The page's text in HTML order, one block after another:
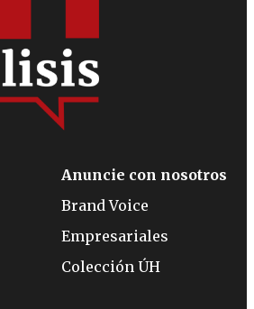
Anuncie con nosotros
Brand Voice
Empresariales
Colección ÚH